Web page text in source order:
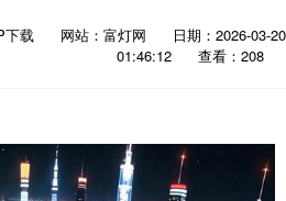
下载 网站：富灯网
日期：2026-03-20
01:46:12
查看：208